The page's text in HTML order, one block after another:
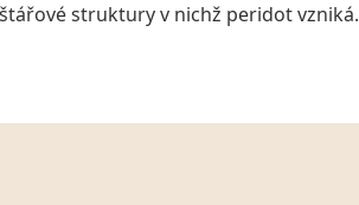
struktury v nichž peridot vzniká.